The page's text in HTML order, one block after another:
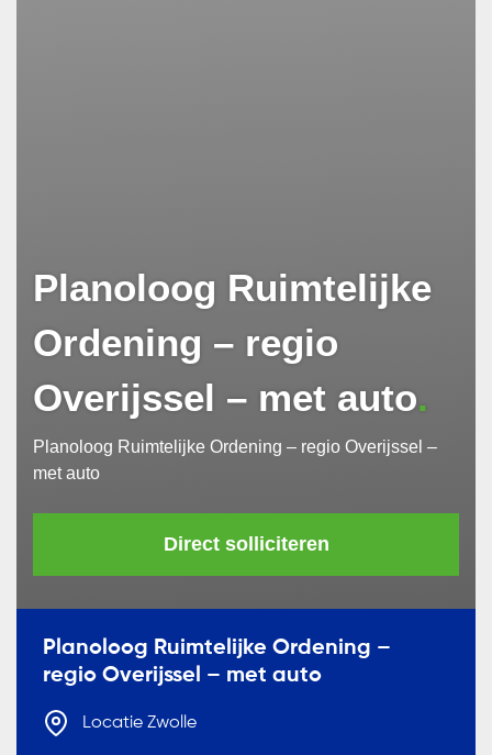
Planoloog Ruimtelijke
Ordening – regio
Overijssel – met auto
Planoloog Ruimtelijke Ordening – regio Overijssel –
met auto
Direct solliciteren
Planoloog Ruimtelijke Ordening –
regio Overijssel – met auto
Locatie Zwolle
persoonsgegevens. Ik ga akkoord met de